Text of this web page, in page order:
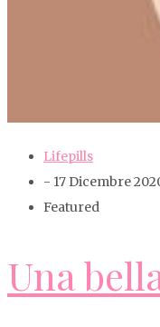
Lifepills
- 17 Dicembre
Featured
Una